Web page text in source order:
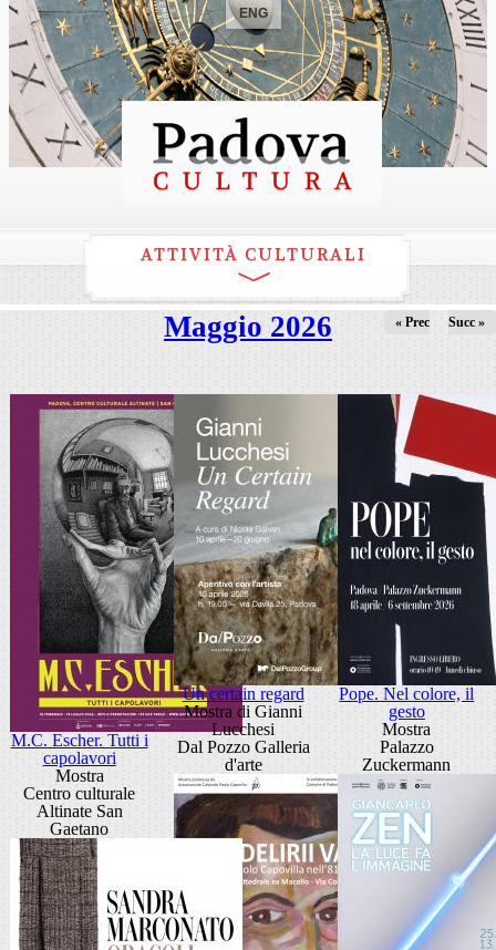
ENG
ATTIVITÀ CULTURALI
Maggio 2026 « Prec Succ »
M.C. Escher. Tutti i
capolavori
Mostra
Centro culturale
Altinate San
Gaetano
Un certain regard
Mostra di Gianni
Lucchesi
Dal Pozzo Galleria
d'arte
Pope. Nel colore, il
gesto
Mostra
Palazzo
Zuckermann